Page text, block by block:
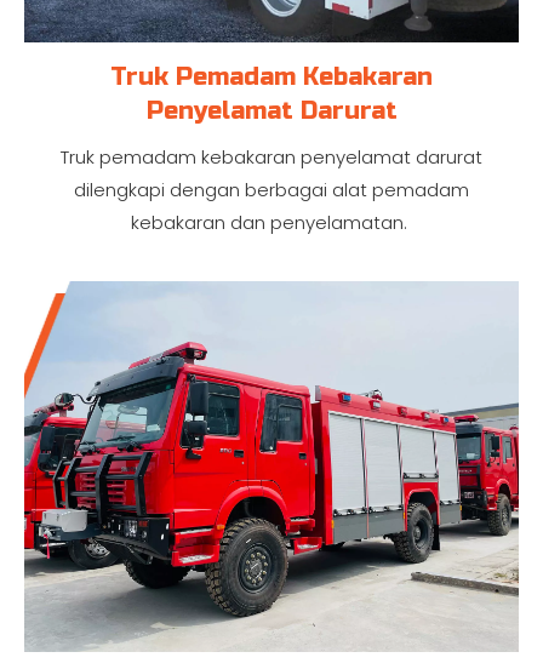
Truk Pemadam Kebakaran
Penyelamat Darurat
Truk pemadam kebakaran penyelamat darurat
dilengkapi dengan berbagai alat pemadam
kebakaran dan penyelamatan.